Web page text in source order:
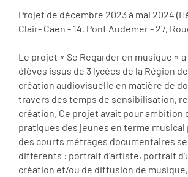
Projet de décembre 2023 à mai 2024
Clair- Caen - 14, Pont Audemer - 27,
Le projet « Se Regarder en musique »
élèves issus de 3 lycées de la Région
création audiovisuelle en matière de
travers des temps de sensibilisation,
création. Ce projet avait pour ambition
pratiques des jeunes en terme
des courts métrages documentaires
différents : portrait d’artiste, portrait
création et/ou de diffusion de